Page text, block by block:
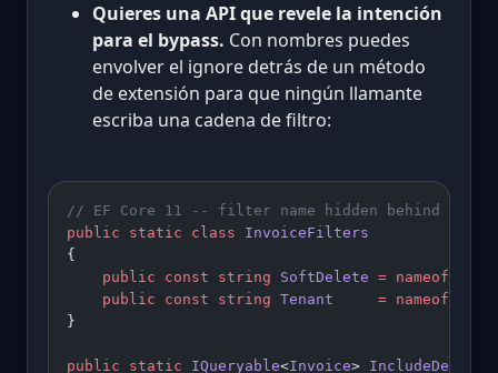
Quieres una API que revele la intención
para el bypass. Con nombres puedes
envolver el ignore detrás de un método
de extensión para que ningún llamante
escriba una cadena de filtro:
// EF Core 11 -- filter name hidden behind a
public static class InvoiceFilters
{
    public
const string SoftDelete = nameof
    public
const string Tenant
     =
nameof
}
public static IQueryable<Invoice> IncludeDeleted